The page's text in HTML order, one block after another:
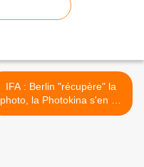
IFA : Berlin "récupère" la
photo, la Photokina s'en va
pour de bon au chapitre